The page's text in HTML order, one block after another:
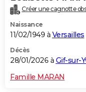
Créer une cagnotte
Naissance
11/02/1949 à Versailles
Décès
28/01/2026 à Gif-sur-
Famille MARAN